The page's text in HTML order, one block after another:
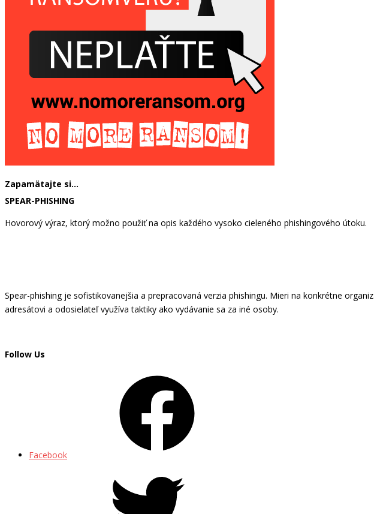
Zapamätajte si…
SPEAR-PHISHING
Hovorový výraz, ktorý možno použiť na opis každého vysoko cieleného phishingového útoku.
Spear-phishing je sofistikovanejšia a prepracovaná verzia phishingu. Mieri na konkrétne
adresátovi a odosielateľ využíva taktiky ako vydávanie sa za iné osoby.
Follow Us
Facebook